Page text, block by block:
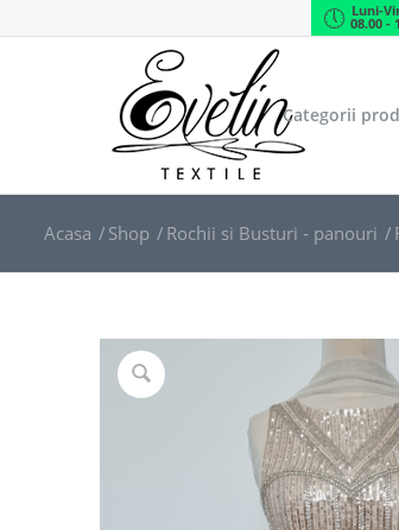
Luni-
08.00 -
Categorii
Acasa / Shop / Rochii si Busturi - panouri /